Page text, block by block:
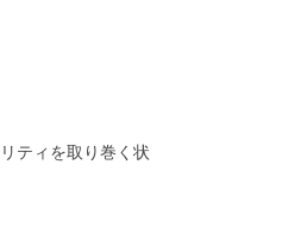
ティを取り巻く状